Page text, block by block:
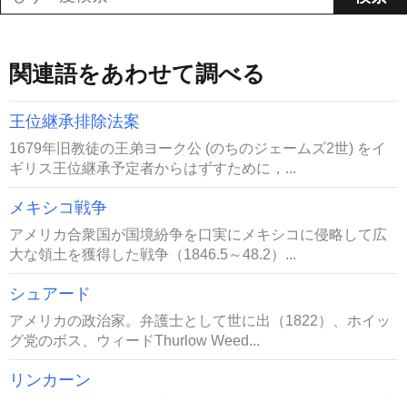
関連語をあわせて調べる
王位継承排除法案
1679年旧教徒の王弟ヨーク公 (のちのジェームズ2世) をイ
ギリス王位継承予定者からはずすために，...
メキシコ戦争
アメリカ合衆国が国境紛争を口実にメキシコに侵略して広
大な領土を獲得した戦争（1846.5～48.2）...
シュアード
アメリカの政治家。弁護士として世に出（1822）、ホイッ
グ党のボス、ウィードThurlow Weed...
リンカーン